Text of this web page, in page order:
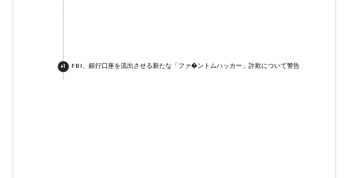
+1 FBI、銀行口座を流出させる新たな「ファ�ントムハッカー」詐欺について警告